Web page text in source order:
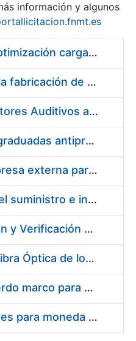
información y algunos
Pliego condiciones optimización cargas compras firmado
Acuerdo marco para la fabricación de piezas
Suministro de Protectores Auditivos a medida para las personas trabajadoras de los Centros de Trabajo de Madrid y Burgos
Suministro de gafas graduadas antiproyecciones para los trabajadores de la FNMT-RCM en los centros de trabajo de Madrid y Burgos
Servicios de una empresa externa para el asesoramiento y resolución de los recursos de alzada que se presentan relacionados con procesos de selección para la FNMT-RCM
Acuerdo marco para el suministro e instalación de persianas, estores y otros complementos
Servicio de Calibración y Verificación Externa de los Equipos de Medición del Servicio de Prevención de la FNMT-RCM
Conexión mediante Fibra Óptica de los Centros de Proceso de Datos (CPDs) de las sedes de la FNMT-RCM de Burgos y Madrid
Contratación de acuerdo marco para el Suministro de Material de Electricidad para la Fábrica Nacional de Moneda y Timbre-Real Casa de la Moneda en su centro de trabajo de Burgos
Suministro de estuches para moneda de 30 €